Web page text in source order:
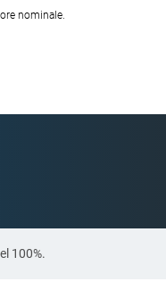
nominale.
100%.